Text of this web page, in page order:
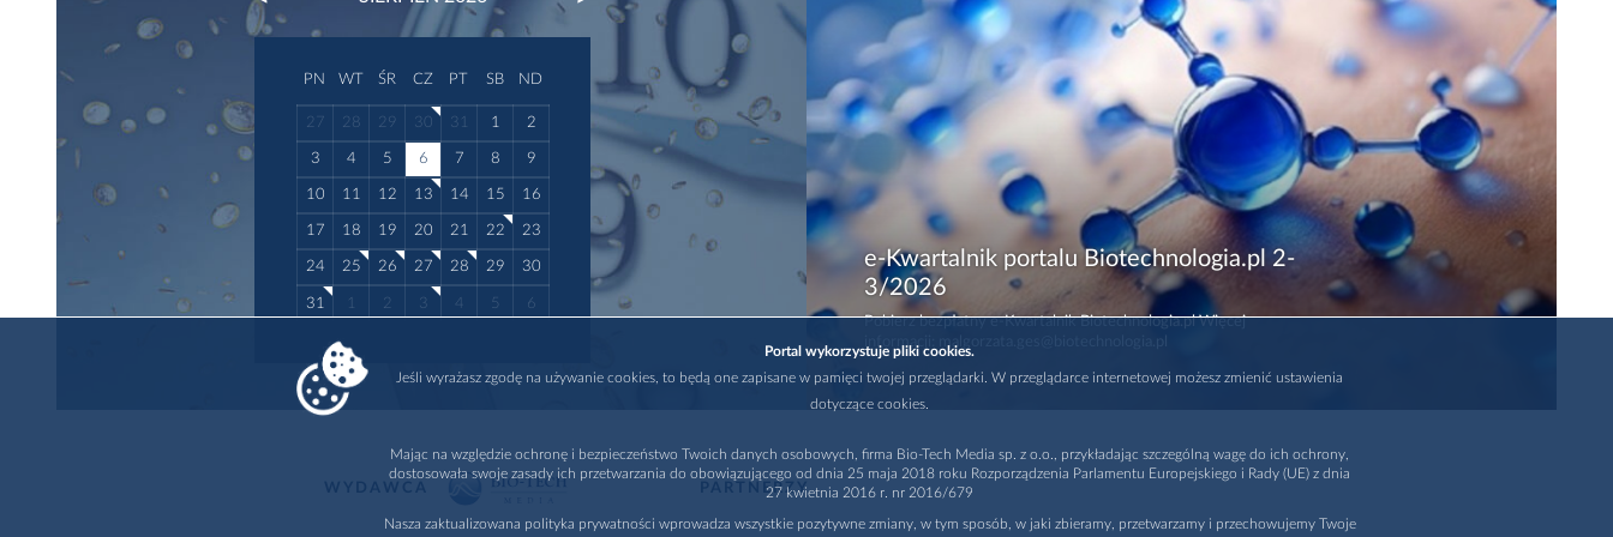
PN WT ŚR CZ PT SB ND
27 28 29 30 31 1 2
3 4 5 6 7 8 9
10 11 12 13 14 15 16
17 18 19 20 21 22 23
24 25 26 27 28 29 30
31 1 2 3 4 5 6
e-Kwartalnik portalu Biotechnologia.pl 2-
3/2026
Pobierz bezpłatny e-Kwartalnik Biotechnologia.pl Więcej
informacji: malgorzata.ges@biotechnologia.pl
PARTNERZY
Portal wykorzystuje pliki cookies.
Jeśli wyrażasz zgodę na używanie cookies, to będą one zapisane w pamięci twojej przeglądarki. W przeglądarce internetowej możesz zmienić ustawienia
dotyczące cookies.
Mając na względzie ochronę i bezpieczeństwo Twoich danych osobowych, firma Bio-Tech Media sp. z o.o., przykładając szczególną wagę do ich ochrony,
dostosowała swoje zasady ich przetwarzania do obowiązującego od dnia 25 maja 2018 roku Rozporządzenia Parlamentu Europejskiego i Rady (UE) z dnia
27 kwietnia 2016 r. nr 2016/679
Nasza zaktualizowana polityka prywatności wprowadza wszystkie pozytywne zmiany, w tym sposób, w jaki zbieramy, przetwarzamy i przechowujemy Twoje